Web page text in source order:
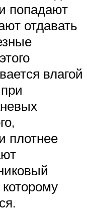
попадают
отдавать
влагой
плотнее